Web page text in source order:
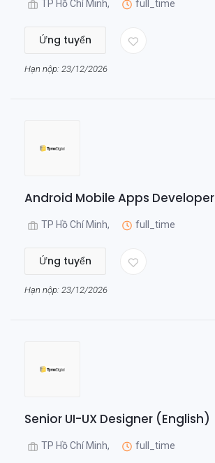
TP Hồ Chí Minh, full_time
Ứng tuyển
Hạn nộp: 23/12/2026
Android Mobile Apps Developer
TP Hồ Chí Minh, full_time
Ứng tuyển
Hạn nộp: 23/12/2026
Senior UI-UX Designer (English)
TP Hồ Chí Minh, full_time